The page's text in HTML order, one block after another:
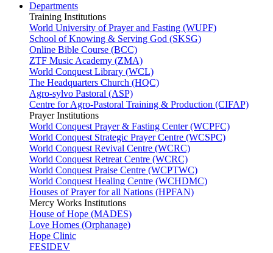
Departments
Training Institutions
World University of Prayer and Fasting (WUPF)
School of Knowing & Serving God (SKSG)
Online Bible Course (BCC)
ZTF Music Academy (ZMA)
World Conquest Library (WCL)
The Headquarters Church (HQC)
Agro-sylvo Pastoral (ASP)
Centre for Agro-Pastoral Training & Production (CIFAP)
Prayer Institutions
World Conquest Prayer & Fasting Center (WCPFC)
World Conquest Strategic Prayer Centre (WCSPC)
World Conquest Revival Centre (WCRC)
World Conquest Retreat Centre (WCRC)
World Conquest Praise Centre (WCPTWC)
World Conquest Healing Centre (WCHDMC)
Houses of Prayer for all Nations (HPFAN)
Mercy Works Institutions
House of Hope (MADES)
Love Homes (Orphanage)
Hope Clinic
FESIDEV